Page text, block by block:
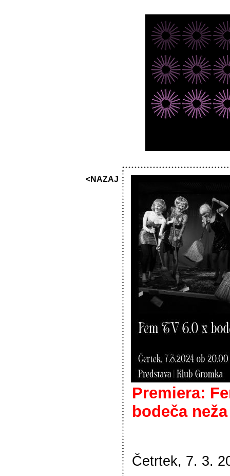
<NAZAJ
Premiera:
bodeča neža
Četrtek, 7. 3.